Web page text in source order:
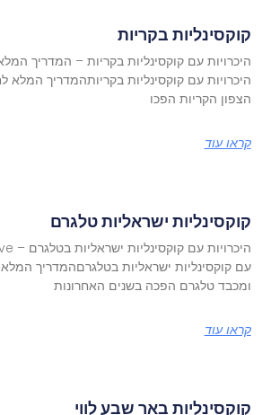
קוקסינליות בקריות
היכרויות עם קוקסינליות בקריותהמדריך המלא
הצפון הקריות הפכו
קראו עוד
קוקסינליות ישראליות טלגרם
עם קוקסינליות ישראליות בטלגרםהמדריך
ומכבד טלגרם הפכה בשנים האחרונות
קראו עוד
קוקסינליות באר שבע לווי